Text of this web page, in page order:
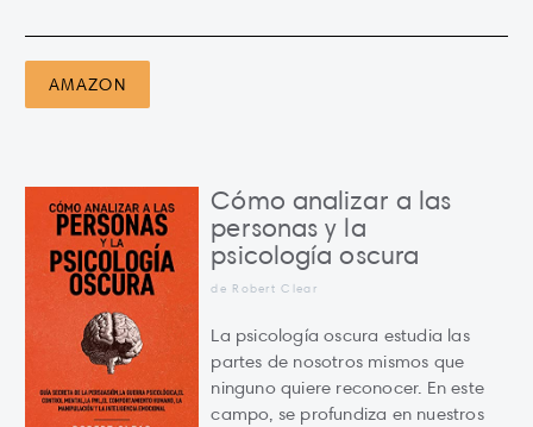
AMAZON
Cómo analizar a las
personas y la
psicología oscura
de Robert Clear
La psicología oscura estudia las
partes de nosotros mismos que
ninguno quiere reconocer. En este
campo, se profundiza en nuestros